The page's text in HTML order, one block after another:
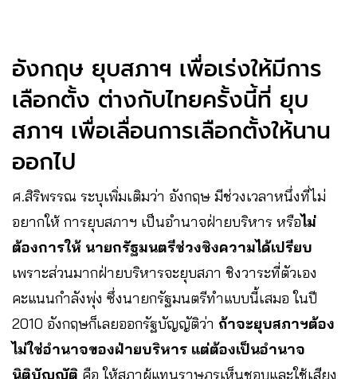
อังกฤษ ยุบสภาฯ เพื่อเร่งให้มีการ
เลือกตั้ง ต่างกับไทยครั้งนี้ที่ ยุบ
สภาฯ เพื่อเลื่อนการเลือกตั้งให้นาน
ออกไป
ศ.สิริพรรณ ระบุเพิ่มเติมว่า อังกฤษ มีช่วงเวลาหนึ่งที่ไม่
อยากให้ การยุบสภาฯ เป็นอำนาจฝ่ายบริหาร หรือไม่
ต้องการให้ นายกรัฐมนตรีช่วงชิงความได้เปรียบ
เพราะส่วนมากฝ่ายบริหารจะยุบสภา ชิงวาระที่ตัวเอง
คะแนนกำลังพุ่ง ซึ่งนายกรัฐมนตรีทำแบบนี้เสมอ ในปี
2010 อังกฤษก็เลยออกรัฐบัญญัติว่า ถ้าจะยุบสภาฯต้อง
ไม่ใช่อำนาจของฝ่ายบริหาร แต่ต้องเป็นอำนาจ
นิติบัญญัติ คือ ให้สภาผู้แทนราษฎรเห็นชอบและใช้เสียง